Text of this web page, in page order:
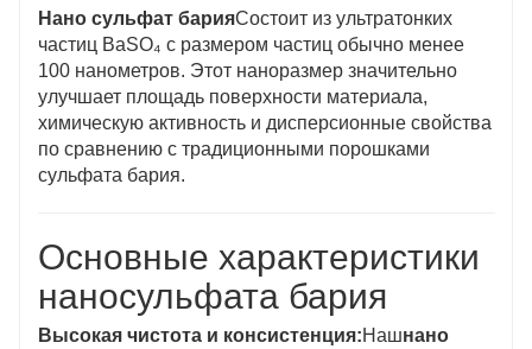
Нано сульфат барияСостоит из ультратонких
частиц BaSO₄ с размером частиц обычно менее
100 нанометров. Этот наноразмер значительно
улучшает площадь поверхности материала,
химическую активность и дисперсионные свойства
по сравнению с традиционными порошками
сульфата бария.
Основные характеристики
наносульфата бария
Высокая чистота и консистенция:Нашнано